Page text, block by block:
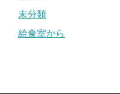
未分類
給食室から